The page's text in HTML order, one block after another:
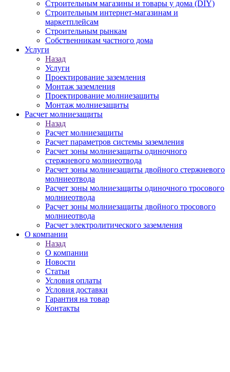
Строительным магазины и товары у дома (DIY)
Строительным интернет-магазинам и
маркетплейсам
Строительным рынкам
Собственникам частного дома
Услуги
Назад
Услуги
Проектирование заземления
Монтаж заземления
Проектирование молниезащиты
Монтаж молниезащиты
Расчет молниезащиты
Назад
Расчет молниезащиты
Расчет параметров системы заземления
Расчет зоны молниезащиты одиночного
стержневого молниеотвода
Расчет зоны молниезащиты двойного стержневого
молниеотвода
Расчет зоны молниезащиты одиночного тросового
молниеотвода
Расчет зоны молниезащиты двойного тросового
молниеотвода
Расчет электролитического заземления
О компании
Назад
О компании
Новости
Статьи
Условия оплаты
Условия доставки
Гарантия на товар
Контакты